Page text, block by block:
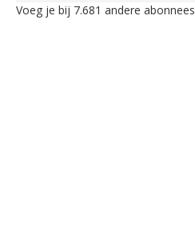
Voeg je bij 7.681 andere abonnees